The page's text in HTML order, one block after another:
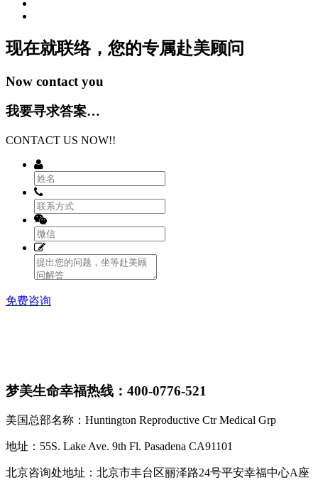
现在就联络，您的专属赴美顾问
Now contact you
我要寻求答案…
CONTACT US NOW!!
免费咨询
梦美生命幸福热线：400-0776-521
美国总部名称：Huntington Reproductive Ctr Medical Grp
地址：55S. Lake Ave. 9th Fl. Pasadena CA91101
北京咨询处地址：北京市丰台区丽泽路24号平安幸福中心A座